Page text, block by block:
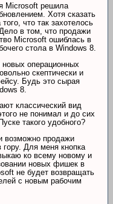
Microsoft решила
Хотя сказать
что так захотелось
в том, что продажи
Microsoft ошиблась в
стола в Windows 8.
операционных
скептически и
Будь это сырая
8.
классический вид
не понимал и до сих
такого удобного?
возможно продажи
Для меня кнопка
ко всему новому и
новых фишек в
не будет возвращать
с новым рабочим